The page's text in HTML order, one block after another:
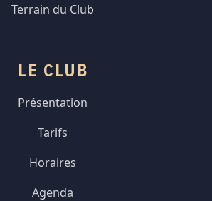
Terrain du Club
LE CLUB
Présentation
Tarifs
Horaires
Agenda